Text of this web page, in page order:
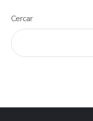
Cercar